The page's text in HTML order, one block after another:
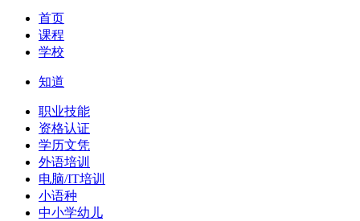
首页
课程
学校
知道
职业技能
资格认证
学历文凭
外语培训
电脑/IT培训
小语种
中小学幼儿